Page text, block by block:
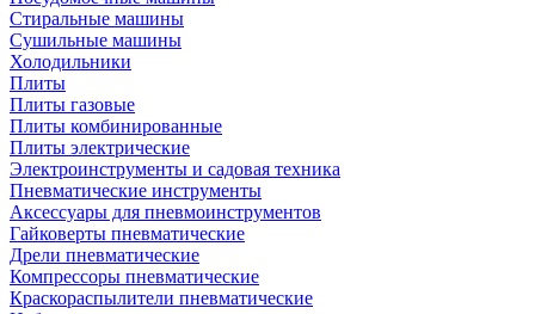
Стиральные машины
Сушильные машины
Холодильники
Плиты
Плиты газовые
Плиты комбинированные
Плиты электрические
Электроинструменты и садовая техника
Пневматические инструменты
Аксессуары для пневмоинструментов
Гайковерты пневматические
Дрели пневматические
Компрессоры пневматические
Краскораспылители пневматические